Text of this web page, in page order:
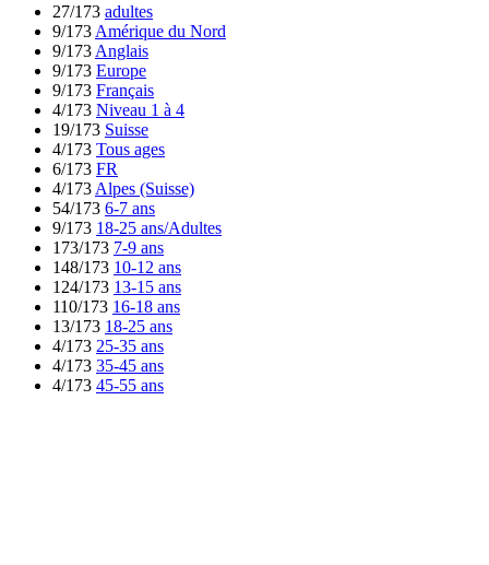
27/173 adultes
9/173 Amérique du Nord
9/173 Anglais
9/173 Europe
9/173 Français
4/173 Niveau 1 à 4
19/173 Suisse
4/173 Tous ages
6/173 FR
4/173 Alpes (Suisse)
54/173 6-7 ans
9/173 18-25 ans/Adultes
173/173 7-9 ans
148/173 10-12 ans
124/173 13-15 ans
110/173 16-18 ans
13/173 18-25 ans
4/173 25-35 ans
4/173 35-45 ans
4/173 45-55 ans